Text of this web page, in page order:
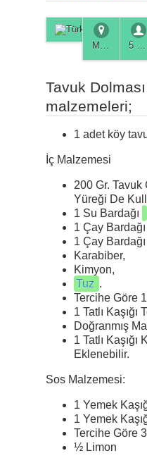
Tavuk Dolması
malzemeleri;
1 adet köy
İç Malzemesi
200 Gr. Tavuk
Yüreği De
1 Su Bardağı
1 Çay
1 Çay
Karabiber,
Kimyon,
Tuz .
Tercihe Göre
1 Tatlı Kaşığı
Doğranmış
1 Tatlı Kaşığı
Eklenebilir.
Sos Malzemesi:
1 Yemek
1 Yemek
Tercihe Göre
½ Limon